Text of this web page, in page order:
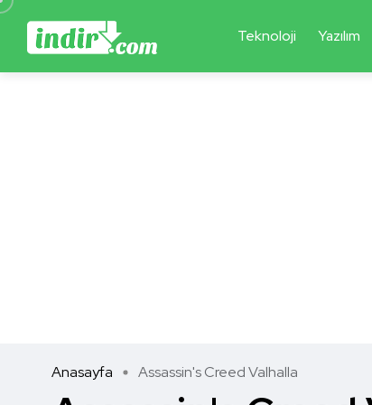
Teknoloji Yazılım
Anasayfa Assassin's Creed Valhalla